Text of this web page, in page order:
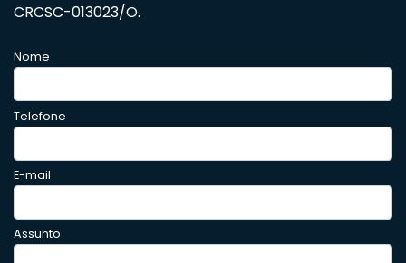
CRCSC-013023/O.
Nome
Telefone
E-mail
Assunto